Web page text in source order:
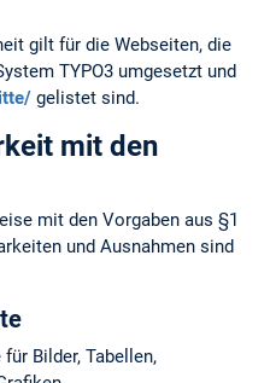
gilt für die Webseiten, die
TYPO3 umgesetzt und
gelistet sind.
mit den
mit den Vorgaben aus §1
und Ausnahmen sind
Bilder, Tabellen,